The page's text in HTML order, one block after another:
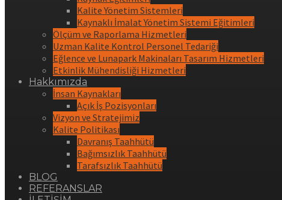
Kalite Yönetim Sistemleri
Kaynaklı İmalat Yönetim Sistemi Eğitimleri
Ölçüm ve Raporlama Hizmetleri
Uzman Kalite Kontrol Personel Tedariği
Eğlence ve Lunapark Makinaları Tasarım Hizmetleri
Etkinlik Mühendisliği Hizmetleri
Hakkımızda
İnsan Kaynakları
Açık İş Pozisyonları
Vizyon ve Stratejimiz
Kalite Politikası
Davranış Taahhütü
Bağımsızlık Taahhütü
Tarafsızlık Taahhütü
BLOG
REFERANSLAR